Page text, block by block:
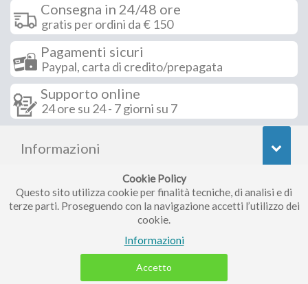
Cookie Policy
Questo sito utilizza cookie per finalità tecniche, di analisi e di
terze parti. Proseguendo con la navigazione accetti l’utilizzo dei
cookie.
Informazioni
Accetto
Consegna in 24/48 ore
gratis per ordini da € 150
Pagamenti sicuri
Paypal, carta di credito/prepagata
Supporto online
24 ore su 24 - 7 giorni su 7
Informazioni
Seguici su
Iscriviti alla nostra newsletter
Piccolo Mondo di Ferri Roberta - Via Carlo Pisacane 9/11 57025